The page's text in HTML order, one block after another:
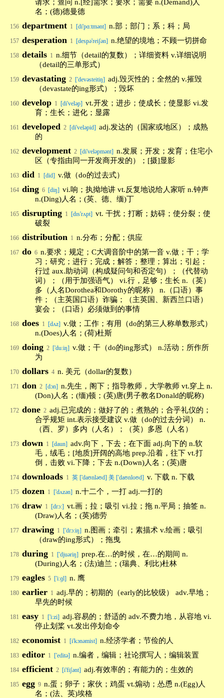
请求；查问 n.[经]需求；要求；需要 n.(Demand)人
名；(德)德曼德
156 department 1 [di'pɑ:tmənt] n.部；部门；系；科；局
157 desperation 1 [despə'reiʃən] n.绝望的境地；不顾一切拼命
158 details 1 n.细节（detail的复数）；详细资料 v.详细说明
（detail的三单形式）
159 devastating 2 ['devəsteitiŋ] adj.毁灭性的；全然的 v.摧毁
（devastate的ing形式）；毁坏
160 develop 1 [di'veləp] vt.开发；进步；使成长；使显影 vi.发
育；生长；进化；显露
161 developed 2 [di'veləpid] adj.发达的（国家或地区）；成熟
的
162 development 2 [di'veləpmənt] n.发展；开发；发育；住宅小
区（专指由同一开发商开发的）；[摄]显影
163 did 1 [did] v.做（do的过去式）
164 ding 6 [diŋ] vi.响；执拗地讲 vt.反复地说给人家听 n.钟声
n.(Ding)人名；(英、德、缅)丁
165 disrupting 1 [dɪs'rʌpt] vt. 干扰；打断；妨碍；使分裂；使
破裂
166 distribution 1 n.分布；分配；供应
167 do 6 n.要求；规定；C大调音阶中的第一音 v.做；干；学
习；研究；进行；完成；解答；整理；算出；引起；
行过 aux.助动词（构成疑问句和否定句）；（代替动
词）；（用于加强语气） vi.行，足够；生长 n.（英）
多（人名Dorothea和Dorothy的昵称） n.（口语）事
件；（主英国口语）诈骗；（主英国、新西兰口语）
宴会；（口语）必须做到的事情
168 does 1 [dʌz] v.做；工作；有用（do的第三人称单数形式）
n.(Does)人名；(荷)杜斯
169 doing 2 ['du:iŋ] v.做；干（do的ing形式） n.活动；所作所
为
170 dollars 4 n. 美元（dollar的复数）
171 don 2 [dɔn] n.先生，阁下；指导教师，大学教师 vt.穿上 n.
(Don)人名；(缅)顿；(英)唐(男子教名Donald的昵称)
172 done 2 adj.已完成的；做好了的；煮熟的；合乎礼仪的；
合乎规矩 int.表示接受建议 v.做（do的过去分词） n.
（西、罗）多内（人名）；（英）多恩（人名）
173 down 1 [daun] adv.向下，下去；在下面 adj.向下的 n.软
毛，绒毛；[地质]开阔的高地 prep.沿着，往下 vt.打
倒，击败 vi.下降；下去 n.(Down)人名；(英)唐
174 downloads 1 英 ['daʊnləʊd] 美 ['daʊnloʊd] v. 下载 n. 下载
175 dozen 1 ['dʌzən] n.十二个，一打 adj.一打的
176 draw 1 [drɔ:] vt.画；拉；吸引 vi.拉；拖 n.平局；抽签 n.
(Draw)人名；(英)德劳
177 drawing 1 ['drɔ:iŋ] n.图画；牵引；素描术 v.绘画；吸引
（draw的ing形式）；拖曳
178 during 1 ['djuəriŋ] prep.在…的时候，在…的期间 n.
(During)人名；(法)迪兰；(瑞典、利比)杜林
179 eagles 5 ['iːɡl] n. 鹰
180 earlier 1 adj.早的；初期的（early的比较级） adv.早地；
早先的时候
181 easy 1 ['i:zi] adj.容易的；舒适的 adv.不费力地，从容地 vi.
停止划桨 vt.发出停划命令
182 economist 1 [i'kɔnəmist] n.经济学者；节俭的人
183 editor 1 ['editə] n.编者，编辑；社论撰写人；编辑装置
184 efficient 2 [i'fiʃənt] adj.有效率的；有能力的；生效的
185 egg 9 n.蛋；卵子；家伙；鸡蛋 vt.煽动；怂恿 n.(Egg)人
名；(法、英)埃格